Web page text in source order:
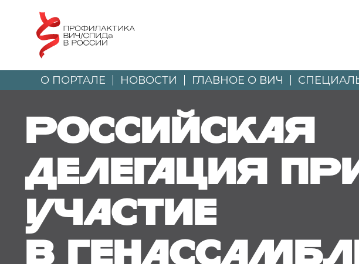
О ПОРТАЛЕ НОВОСТИ ГЛАВНОЕ О ВИЧ
Российская
делегация
участие
в